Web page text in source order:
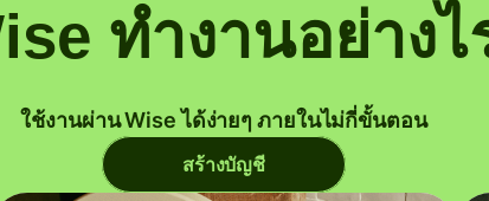
ทำงานอย่างไ
ใช้งานผ่าน Wise ได้ง่ายๆ ภายในไม่กี่ขั้นตอน
สร้างบัญชี